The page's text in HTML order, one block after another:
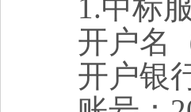
1.中标
开户名
开户银